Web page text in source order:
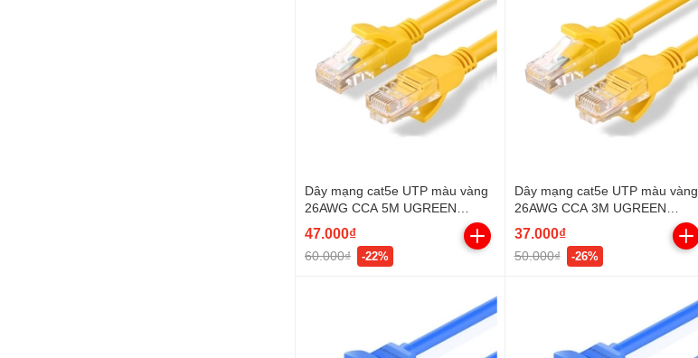
Dây mạng cat5e UTP màu vàng
26AWG CCA 5M UGREEN
11233
47.000₫
60.000₫ -22%
Dây mạng cat5e UTP màu vàng
26AWG CCA 3M UGREEN
11232
37.000₫
50.000₫ -26%